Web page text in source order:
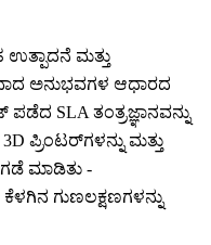
ಮತ್ತು
ಅನುಭವಗಳ ಆಧಾರದ
SLA ತಂತ್ರಜ್ಞಾನವನ್ನು
ಪ್ರಿಂಟರ್‌ಗಳನ್ನು ಮತ್ತು
ಮಾಡಿತು -
ಗುಣಲಕ್ಷಣಗಳನ್ನು